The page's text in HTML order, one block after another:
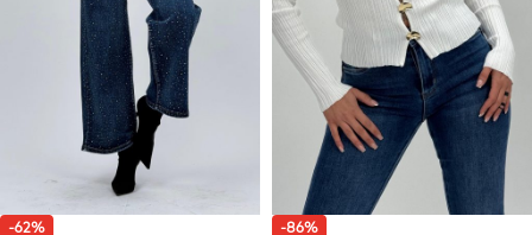
-62% -86%